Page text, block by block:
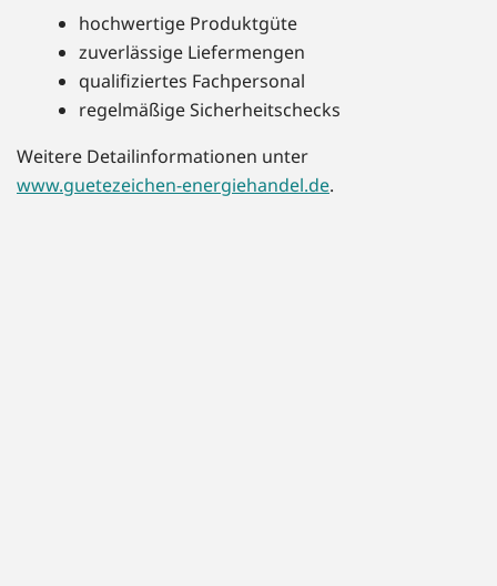
hochwertige Produktgüte
zuverlässige Liefermengen
qualifiziertes Fachpersonal
regelmäßige Sicherheitschecks
Weitere Detailinformationen unter
www.guetezeichen-energiehandel.de.